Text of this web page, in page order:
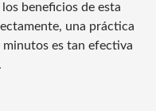
beneficios de esta
una práctica
es tan efectiva